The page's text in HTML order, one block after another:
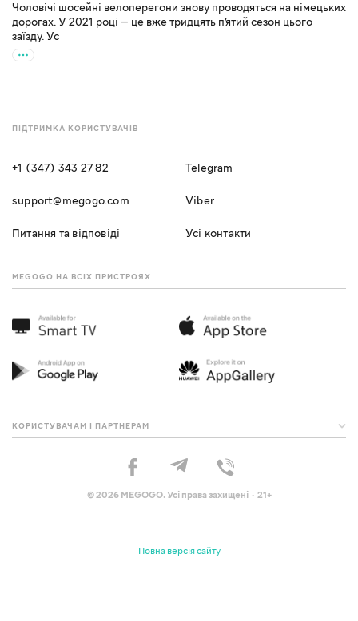
Чоловічі шосейні велоперегони знову проводяться на німецьких
дорогах. У 2021 році — це вже тридцять п’ятий сезон цього
заїзду. Ус
ПІДТРИМКА КОРИСТУВАЧІВ
+1 (347) 343 27 82
support@megogo.com
Питання та відповіді
Telegram
Viber
Усі контакти
MEGOGO НА ВСІХ ПРИСТРОЯХ
КОРИСТУВАЧАМ І ПАРТНЕРАМ
© 2026 MEGOGO. Усі права захищені · 21+
Повна версія сайту